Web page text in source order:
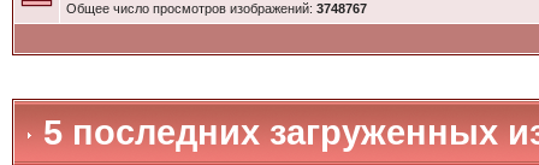
Общее число просмотров изображений: 3748767
5 последних загруженных